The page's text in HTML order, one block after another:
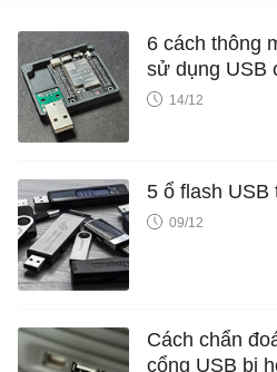
6 cách thông
sử dụng USB
14/12
5 ổ flash USB
09/12
Cách chẩn
cổng USB bị